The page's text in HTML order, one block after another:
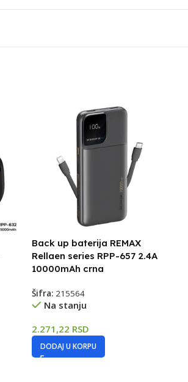
Back up baterija REMAX
Rellaen series RPP-657 2.4A
10000mAh crna
Šifra:215564
Na stanju
2.271,22 RSD
DODAJ U KORPU